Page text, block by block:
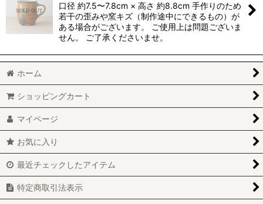
口径 約7.5〜7.8cm × 高さ 約8.8cm 手作りのため
若干の歪みや窯キズ（制作途中にできるもの）が
ある場合がございます。 ご使用上は問題ございま
せん。 ご了承くださいませ。
ホーム
ショッピングカート
マイページ
お気に入り
最近チェックしたアイテム
特定商取引法表示